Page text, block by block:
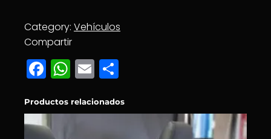
Category: Vehículos
Compartir
Facebook
WhatsApp
Email
Productos relacionados